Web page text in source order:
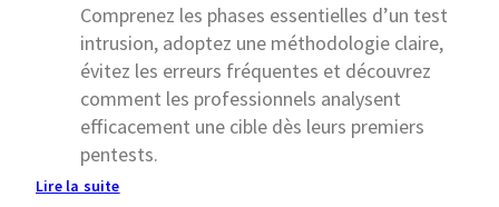
Comprenez les phases essentielles d’un test
intrusion, adoptez une méthodologie claire,
évitez les erreurs fréquentes et découvrez
comment les professionnels analysent
efficacement une cible dès leurs premiers
pentests.
Lire la suite: